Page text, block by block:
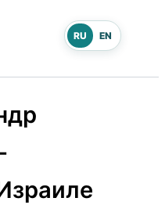
RU EN